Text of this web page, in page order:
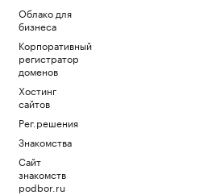
Облако для
бизнеса
Корпоративный
регистратор
доменов
Хостинг
сайтов
Рег.решения
Знакомства
Сайт
знакомств
podbor.ru